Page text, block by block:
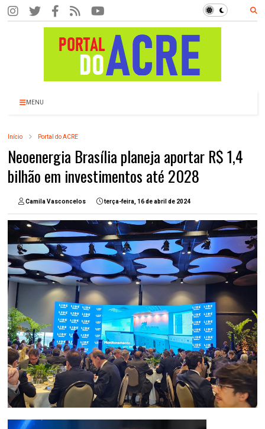
MENU
Início Portal do ACRE
Neoenergia Brasília planeja aportar R$ 1,4
bilhão em investimentos até 2028
Camila Vasconcelos terça-feira, 16 de abril de 2024